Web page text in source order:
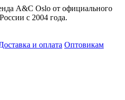
A&C Oslo от официального
с 2004 года.
и оплата Оптовикам